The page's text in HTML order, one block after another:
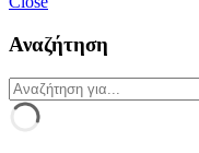
Αναζήτηση